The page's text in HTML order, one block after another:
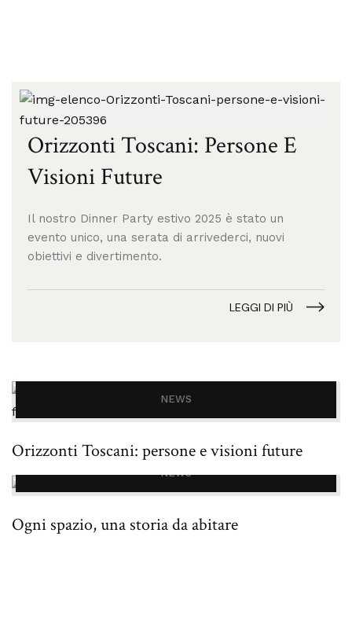
Orizzonti Toscani: Persone E
Visioni Future
Il nostro Dinner Party estivo 2025 è stato un
evento unico, una serata di arrivederci, nuovi
obiettivi e divertimento.
LEGGI DI PIÙ
NEWS
Orizzonti Toscani: persone e visioni future
NEWS
Ogni spazio, una storia da abitare